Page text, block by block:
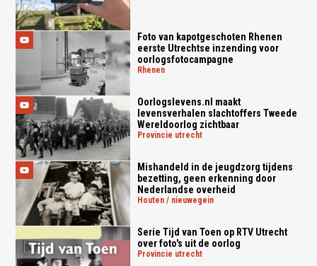
Foto van kapotgeschoten Rhenen
eerste Utrechtse inzending voor
oorlogsfotocampagne
rhenen
Oorlogslevens.nl maakt
levensverhalen slachtoffers Tweede
Wereldoorlog zichtbaar
provincie utrecht
Mishandeld in de jeugdzorg tijdens
bezetting, geen erkenning door
Nederlandse overheid
houten / nieuwegein
Serie Tijd van Toen op RTV Utrecht
over foto's uit de oorlog
provincie utrecht